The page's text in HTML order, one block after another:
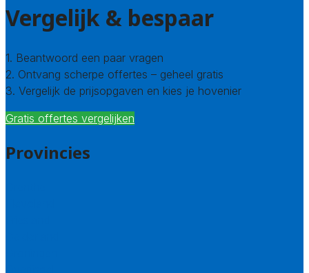
Vergelijk & bespaar
1. Beantwoord een paar vragen
2. Ontvang scherpe offertes – geheel gratis
3. Vergelijk de prijsopgaven en kies je hovenier
Gratis offertes vergelijken
Provincies